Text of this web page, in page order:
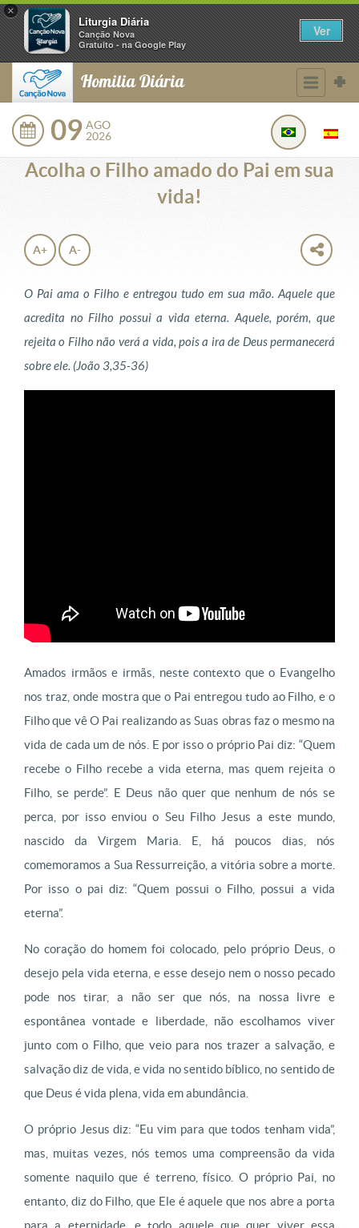
×
Liturgia Diária
Canção Nova
Gratuito - na Google Play
Ver
Homilia Diária
09 AGO
2026
Acolha o Filho amado do Pai em sua
vida!
A+ A-
O Pai ama o Filho e entregou tudo em sua mão. Aquele que
acredita no Filho possui a vida eterna. Aquele, porém, que
rejeita o Filho não verá a vida, pois a ira de Deus permanecerá
sobre ele. (João 3,35-36)
Amados irmãos e irmãs, neste contexto que o Evangelho
nos traz, onde mostra que o Pai entregou tudo ao Filho, e o
Filho que vê O Pai realizando as Suas obras faz o mesmo na
vida de cada um de nós. E por isso o próprio Pai diz: “Quem
recebe o Filho recebe a vida eterna, mas quem rejeita o
Filho, se perde”. E Deus não quer que nenhum de nós se
perca, por isso enviou o Seu Filho Jesus a este mundo,
nascido da Virgem Maria. E, há poucos dias, nós
comemoramos a Sua Ressurreição, a vitória sobre a morte.
Por isso o pai diz: “Quem possui o Filho, possui a vida
eterna”.
No coração do homem foi colocado, pelo próprio Deus, o
desejo pela vida eterna, e esse desejo nem o nosso pecado
pode nos tirar, a não ser que nós, na nossa livre e
espontânea vontade e liberdade, não escolhamos viver
junto com o Filho, que veio para nos trazer a salvação, e
salvação diz de vida, e vida no sentido bíblico, no sentido de
que Deus é vida plena, vida em abundância.
O próprio Jesus diz: “Eu vim para que todos tenham vida”,
mas, muitas vezes, nós temos uma compreensão da vida
somente naquilo que é terreno, físico. O próprio Pai, no
entanto, diz do Filho, que Ele é aquele que nos abre a porta
para a eternidade, e todo aquele que quer viver essa